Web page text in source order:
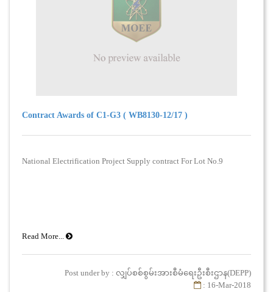
Contract Awards of C1-G3 ( WB8130-12/17 )
National Electrification Project Supply contract For Lot No.9
Read More...
Post under by : လျှပ်စစ်စွမ်းအားစီမံရေးဦးစီးဌာန(DEPP)
: 16-Mar-2018